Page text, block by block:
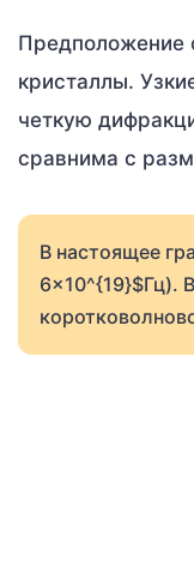
Предположение
кристаллы.
четкую
сравнима с
В настоящее
6×10^{19}$Гц).